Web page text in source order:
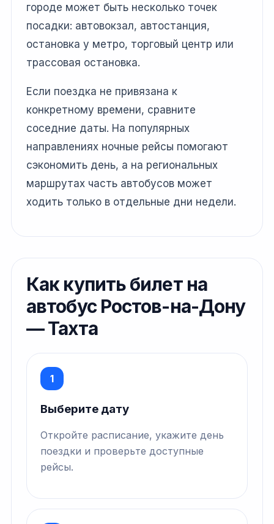
городе может быть несколько точек
посадки: автовокзал, автостанция,
остановка у метро, торговый центр или
трассовая остановка.
Если поездка не привязана к
конкретному времени, сравните
соседние даты. На популярных
направлениях ночные рейсы помогают
сэкономить день, а на региональных
маршрутах часть автобусов может
ходить только в отдельные дни недели.
Как купить билет на
автобус Ростов-на-Дону
— Тахта
1
Выберите дату
Откройте расписание, укажите день
поездки и проверьте доступные
рейсы.